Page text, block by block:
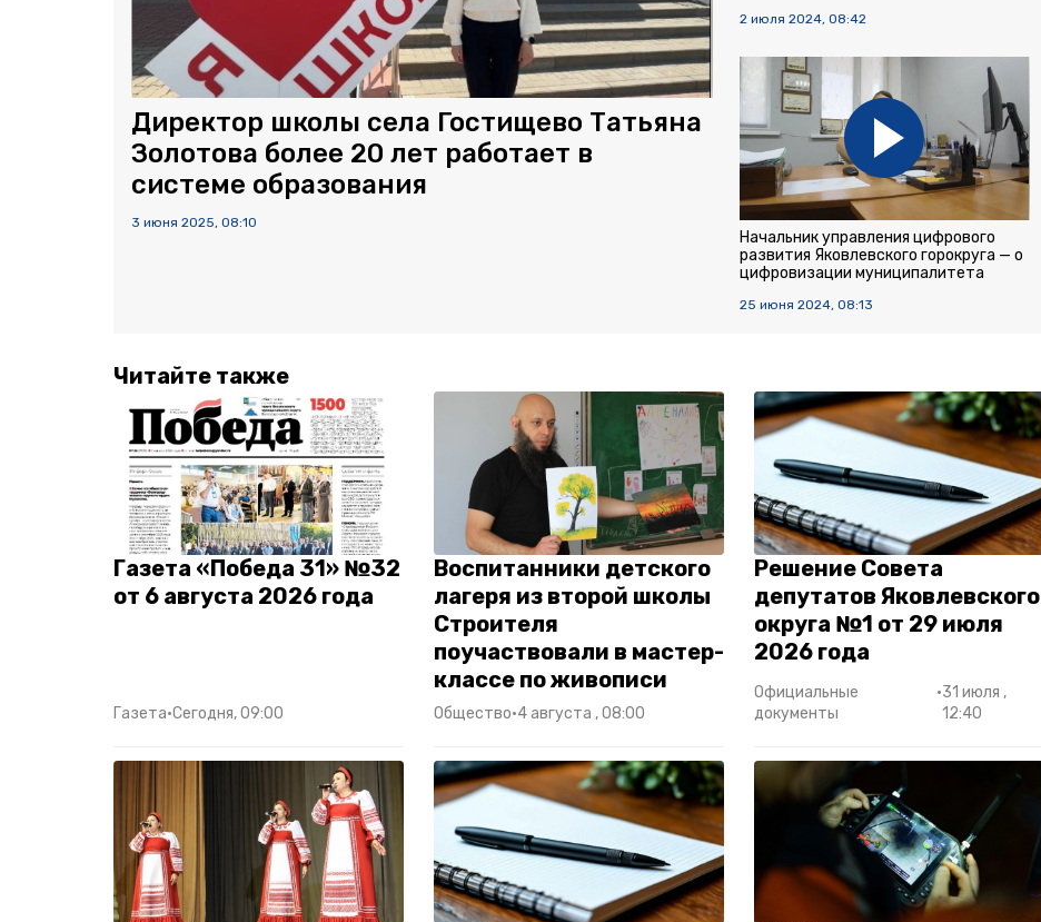
Директор школы села Гостищево Татьяна
Золотова более 20 лет работает в
системе образования
3 июня 2025, 08:10
2 июля 2024, 08:42
Начальник управления цифрового
развития Яковлевского горокруга — о
цифровизации муниципалитета
25 июня 2024, 08:13
Читайте также
Газета «Победа 31» №32
от 6 августа 2026 года
Газета•Сегодня, 09:00
Воспитанники детского
лагеря из второй школы
Строителя
поучаствовали в мастер-
классе по живописи
Общество•4 августа , 08:00
Решение Совета
депутатов Яковлевского
округа №1 от 29 июля
2026 года
Официальные
документы
•31 июля ,
12:40